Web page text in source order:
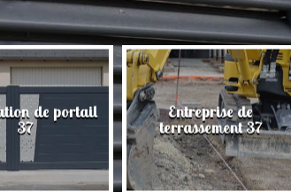
de portail
37
Entreprise de
terrassement 37